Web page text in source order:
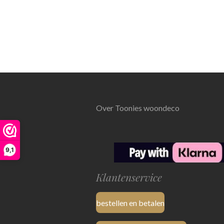
9,1
Over Toonies woondeco
Klantenservice
bestellen en betalen